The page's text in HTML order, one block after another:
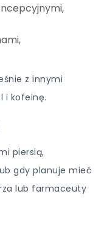
z innymi
i kofeinę.
piersią,
gdy planuje mieć
lub farmaceuty